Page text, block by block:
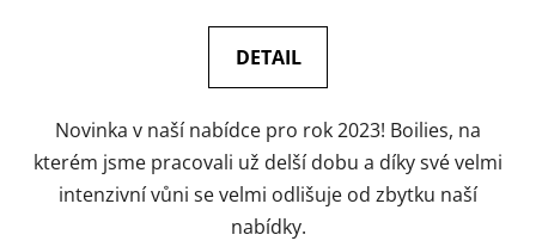
DETAIL
Novinka v naší nabídce pro rok 2023! Boilies, na
kterém jsme pracovali už delší dobu a díky své velmi
intenzivní vůni se velmi odlišuje od zbytku naší
nabídky.